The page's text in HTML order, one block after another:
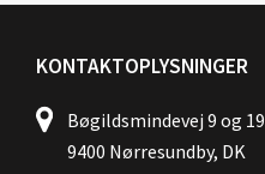
KONTAKTOPLYSNINGER
Bøgildsmindevej 9 og 19
9400 Nørresundby, DK